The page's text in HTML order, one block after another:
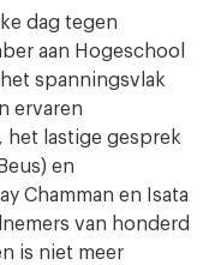
dag tegen
aan Hogeschool
spanningsvlak
ervaren
het lastige gesprek
en
Chamman en Isata
van honderd
is niet meer